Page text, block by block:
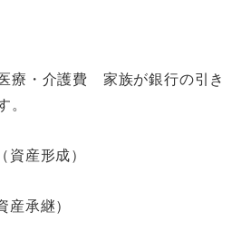
療・介護費 家族が銀行の引き
。
産形成）
承継）